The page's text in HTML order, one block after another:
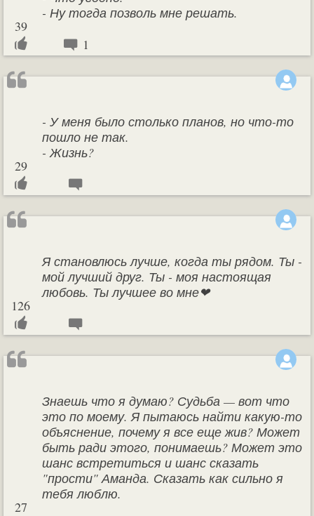
- Ну тогда позволь мне решать.
39
1
- У меня было столько планов, но что-то
пошло не так.
- Жизнь?
29
Я становлюсь лучше, когда ты рядом. Ты -
мой лучший друг. Ты - моя настоящая
любовь. Ты лучшее во мне❤
126
Знаешь что я думаю? Судьба — вот что
это по моему. Я пытаюсь найти какую-то
объяснение, почему я все еще жив? Может
быть ради этого, понимаешь? Может это
шанс встретиться и шанс сказать
"прости" Аманда. Сказать как сильно я
тебя люблю.
27